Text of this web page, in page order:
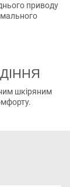
приводу
шкіряним